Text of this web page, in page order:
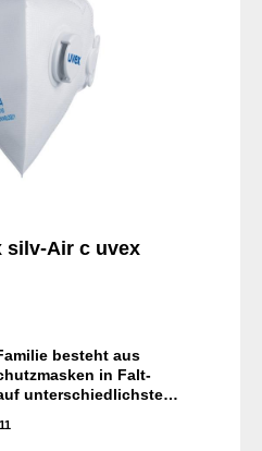
silv-Air c uvex
besteht aus
in Falt-
unterschiedlichste
integrierte